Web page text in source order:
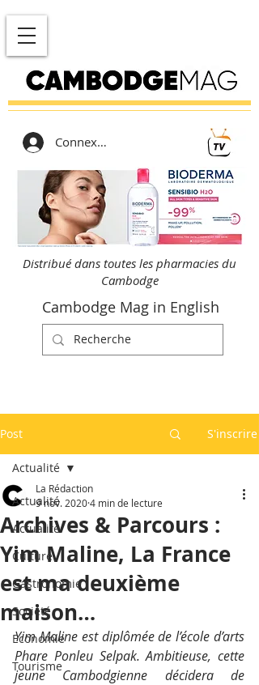
Connexion
Distribué dans toutes les pharmacies du
Cambodge
Cambodge Mag in English
Post S'inscrire
Actualité
Actualité
Culture
Gastronomie
Société
Economie
Tourisme
Actualité
Archives & Parcours :
Yim Maline, La France
est ma deuxième
maison…
La Rédaction
9 nov. 20204 min de lecture
Yim Maline est diplômée de l’école d’arts
Phare Ponleu Selpak. Ambitieuse, cette
jeune Cambodgienne décidera de